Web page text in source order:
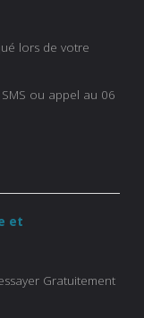
lors de votre
ou appel au 06
et
Gratuitement